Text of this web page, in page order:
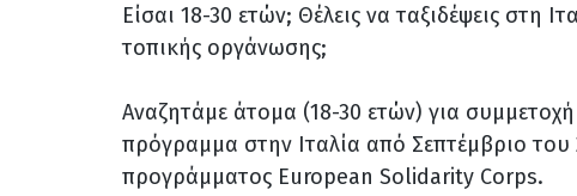
Είσαι 18-30 ετών; Θέλεις να ταξιδέψεις στη
τοπικής οργάνωσης;
Αναζητάμε άτομα (18-30 ετών) για
πρόγραμμα στην Ιταλία από Σεπτέμβριο
προγράμματος European Solidarity Corps.